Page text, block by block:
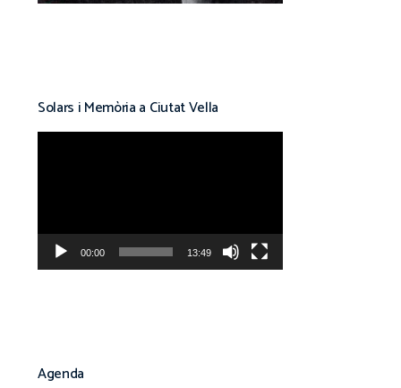
Solars i Memòria a Ciutat Vella
00:00 13:49
Agenda